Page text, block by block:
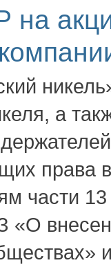
на
а
права
части